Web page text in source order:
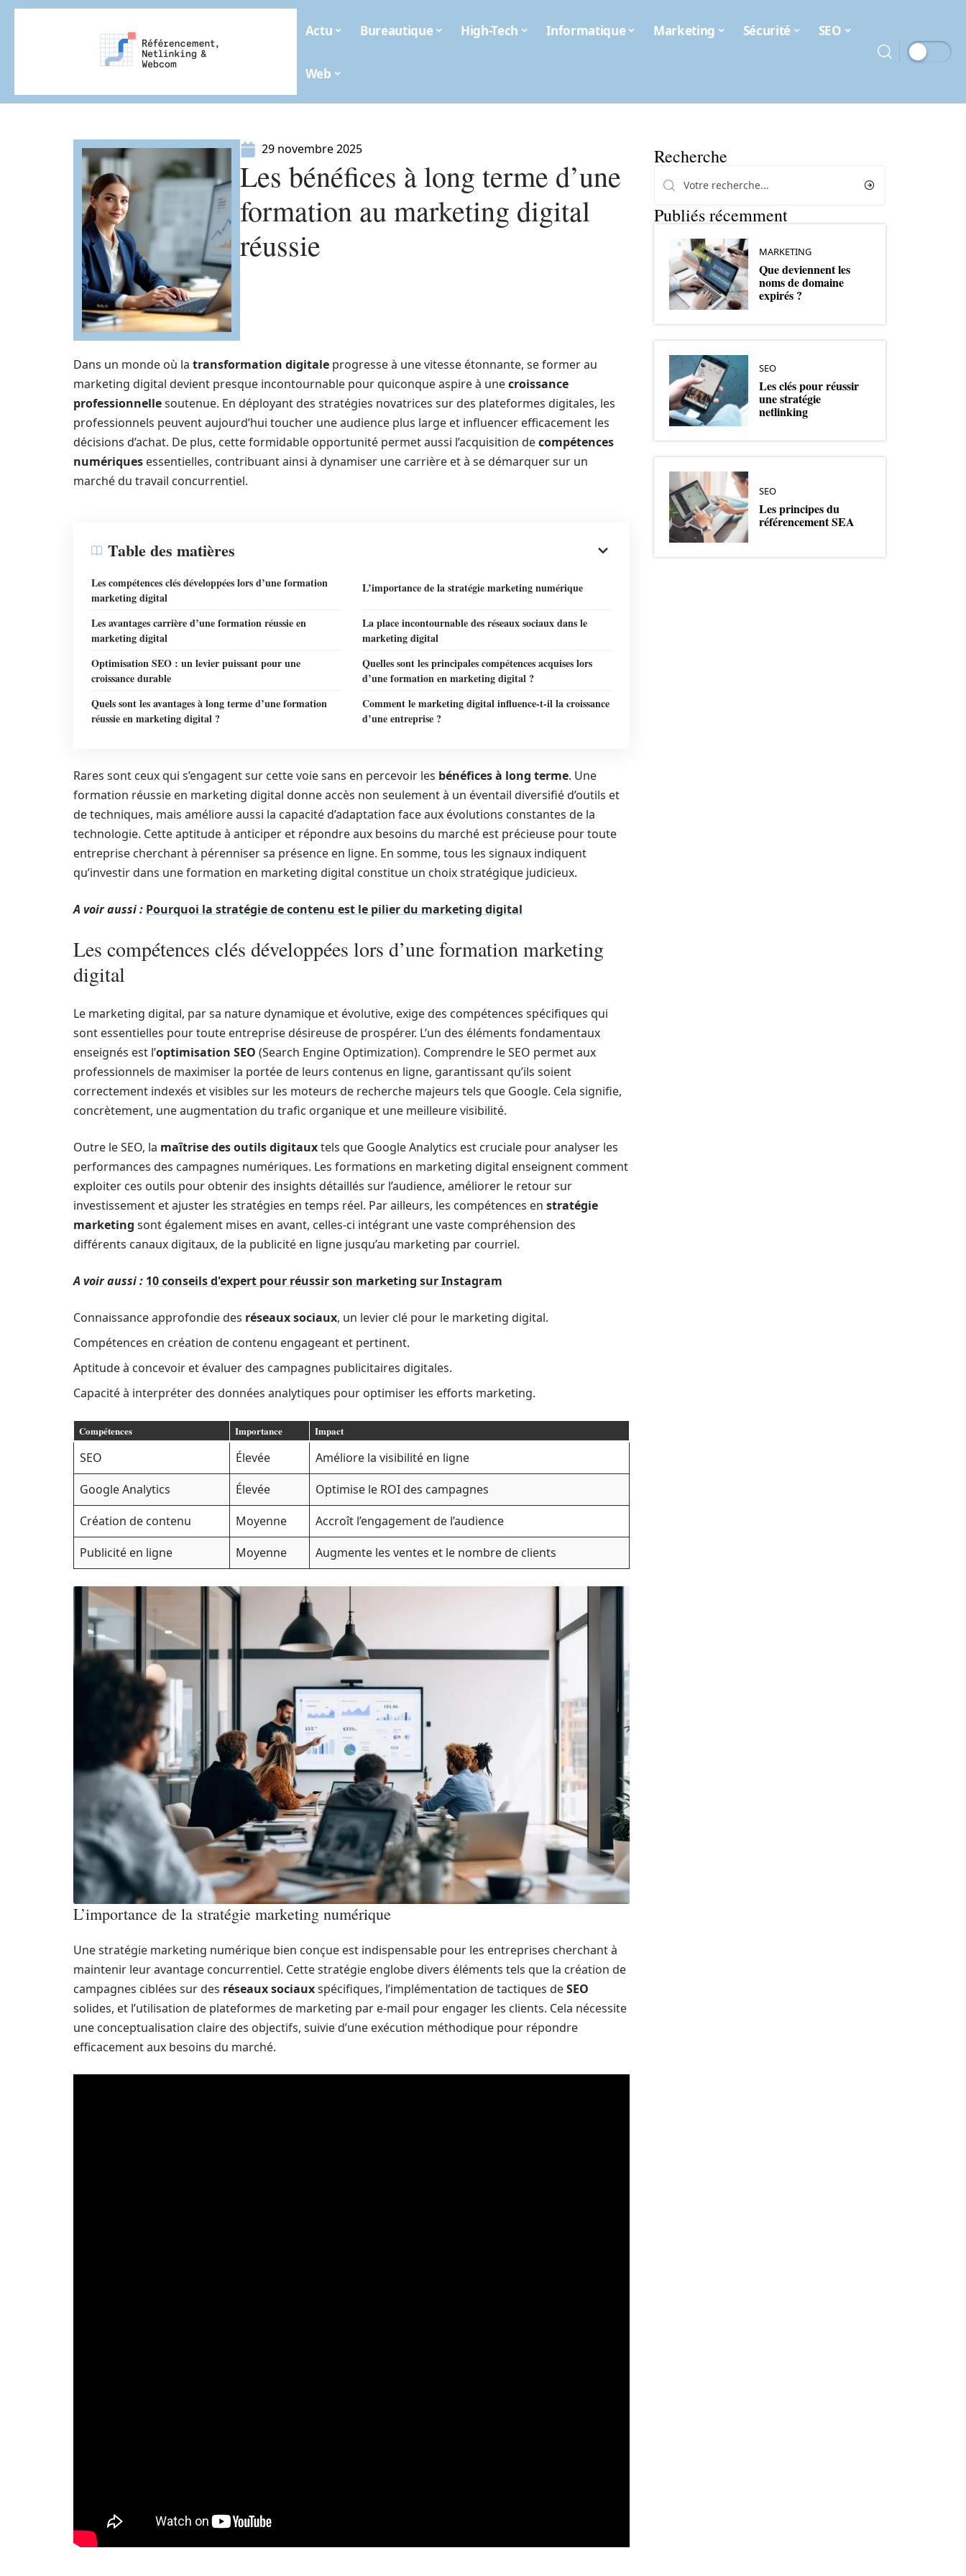
Actu Bureautique High-Tech Informatique Marketing Sécurité SEO
Web
29 novembre 2025
Les bénéfices à long terme d’une
formation au marketing digital
réussie
Dans un monde où la transformation digitale progresse à une vitesse étonnante, se former au
marketing digital devient presque incontournable pour quiconque aspire à unecroissance
professionnellesoutenue. En déployant des stratégies novatrices sur des plateformes digitales, les
professionnels peuvent aujourd’hui toucher une audience plus large et influencer efficacement les
décisions d’achat. De plus, cette formidable opportunité permet aussi l’acquisition decompétences
numériques essentielles, contribuant ainsi à dynamiser une carrière et à se démarquer sur un
marché du travail concurrentiel.
Table des matières
Les compétences clés développées lors d’une formation
marketing digital
L’importance de la stratégie marketing numérique
Les avantages carrière d’une formation réussie en
marketing digital
La place incontournable des réseaux sociaux dans le
marketing digital
Optimisation SEO : un levier puissant pour une
croissance durable
Quelles sont les principales compétences acquises lors
d’une formation en marketing digital ?
Quels sont les avantages à long terme d’une formation
réussie en marketing digital ?
Comment le marketing digital influence-t-il la croissance
d’une entreprise ?
Rares sont ceux qui s’engagent sur cette voie sans en percevoir les bénéfices à long terme. Une
formation réussie en marketing digital donne accès non seulement à un éventail diversifié d’outils et
de techniques, mais améliore aussi la capacité d’adaptation face aux évolutions constantes de la
technologie. Cette aptitude à anticiper et répondre aux besoins du marché est précieuse pour toute
entreprise cherchant à pérenniser sa présence en ligne. En somme, tous les signaux indiquent
qu’investir dans une formation en marketing digital constitue un choix stratégique judicieux.
A voir aussi : Pourquoi la stratégie de contenu est le pilier du marketing digital
Les compétences clés développées lors d’une formation marketing
digital
Le marketing digital, par sa nature dynamique et évolutive, exige des compétences spécifiques qui
sont essentielles pour toute entreprise désireuse de prospérer. L’un des éléments fondamentaux
enseignés est l’optimisation SEO (Search Engine Optimization). Comprendre le SEO permet aux
professionnels de maximiser la portée de leurs contenus en ligne, garantissant qu’ils soient
correctement indexés et visibles sur les moteurs de recherche majeurs tels que Google. Cela signifie,
concrètement, une augmentation du trafic organique et une meilleure visibilité.
Outre le SEO, la maîtrise des outils digitauxtels que Google Analytics est cruciale pour analyser les
performances des campagnes numériques. Les formations en marketing digital enseignent comment
exploiter ces outils pour obtenir des insights détaillés sur l’audience, améliorer le retour sur
investissement et ajuster les stratégies en temps réel. Par ailleurs, les compétences en stratégie
marketing sont également mises en avant, celles-ci intégrant une vaste compréhension des
différents canaux digitaux, de la publicité en ligne jusqu’au marketing par courriel.
A voir aussi : 10 conseils d'expert pour réussir son marketing sur Instagram
Connaissance approfondie des réseaux sociaux, un levier clé pour le marketing digital.
Compétences en création de contenu engageant et pertinent.
Aptitude à concevoir et évaluer des campagnes publicitaires digitales.
Capacité à interpréter des données analytiques pour optimiser les efforts marketing.
Compétences Importance Impact
SEO Élevée
Améliore la visibilité en ligne
Google Analytics
Élevée
Optimise le ROI des campagnes
Création de contenu
Moyenne
Accroît l’engagement de l’audience
Publicité en ligne
Moyenne Augmente les ventes et le nombre de clients
L’importance de la stratégie marketing numérique
Une stratégie marketing numérique bien conçue est indispensable pour les entreprises cherchant à
maintenir leur avantage concurrentiel. Cette stratégie englobe divers éléments tels que la création de
campagnes ciblées sur des réseaux sociauxspécifiques, l’implémentation de tactiques deSEO
solides, et l’utilisation de plateformes de marketing par e-mail pour engager les clients. Cela nécessite
une conceptualisation claire des objectifs, suivie d’une exécution méthodique pour répondre
efficacement aux besoins du marché.
Recherche
Publiés récemment
MARKETING
Que deviennent les
noms de domaine
expirés ?
SEO
Les clés pour réussir
une stratégie
netlinking
SEO
Les principes du
référencement SEA